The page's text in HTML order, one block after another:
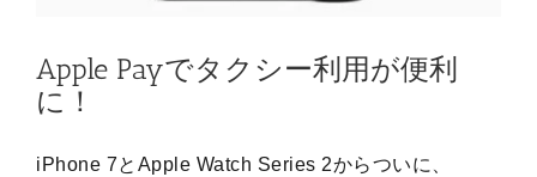
Apple Payでタクシー利用が便利
に！
iPhone 7とApple Watch Series 2からついに、